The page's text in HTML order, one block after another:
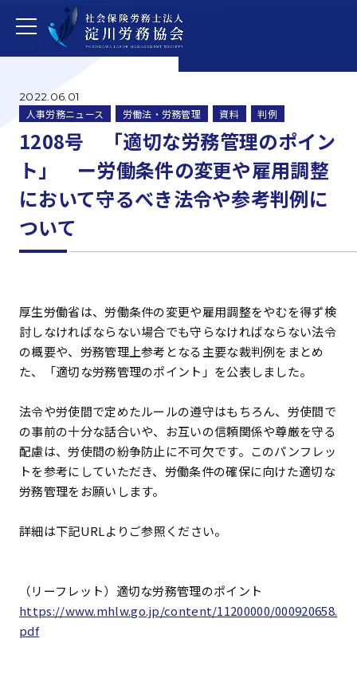
2022.06.01
人事労務ニュース 労働法・労務管理 資料 判例
1208号 「適切な労務管理のポイン
ト」 ー労働条件の変更や雇用調整
において守るべき法令や参考判例に
ついて
厚生労働省は、労働条件の変更や雇用調整をやむを得ず検
討しなければならない場合でも守らなければならない法令
の概要や、労務管理上参考となる主要な裁判例をまとめ
た、「適切な労務管理のポイント」を公表しました。
法令や労使間で定めたルールの遵守はもちろん、労使間で
の事前の十分な話合いや、お互いの信頼関係や尊厳を守る
配慮は、労使間の紛争防止に不可欠です。このパンフレッ
トを参考にしていただき、労働条件の確保に向けた適切な
労務管理をお願いします。
詳細は下記URLよりご参照ください。
（リーフレット）適切な労務管理のポイント
https://www.mhlw.go.jp/content/11200000/000920658.
pdf